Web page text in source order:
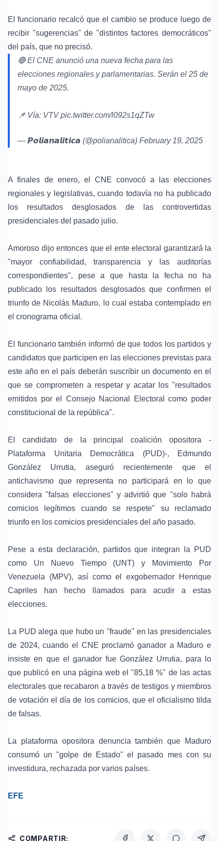
El funcionario recalcó que el cambio se produce luego de
recibir "sugerencias" de "distintos factores democráticos"
del país, que no precisó.
🔴 El CNE anunció una nueva fecha para las
elecciones regionales y parlamentarias. Serán el 25 de
mayo de 2025.
📌 Vía: VTVpic.twitter.com/l092s1qZTw
— 𝙋𝙤𝙡𝙞𝙖𝙣𝙖𝙡𝙞𝙩𝙞𝙘𝙖 (@polianalitica) February 19, 2025
A finales de enero, el CNE convocó a las elecciones
regionales y legislativas, cuando todavía no ha publicado
los resultados desglosados de las controvertidas
presidenciales del pasado julio.
Amoroso dijo entonces que el ente electoral garantizará la
"mayor confiabilidad, transparencia y las auditorías
correspondientes", pese a que hasta la fecha no ha
publicado los resultados desglosados que confirmen el
triunfo de Nicolás Maduro, lo cual estaba contemplado en
el cronograma oficial.
El funcionario también informó de que todos los partidos y
candidatos que participen en las elecciones previstas para
este año en el país deberán suscribir un documento en el
que se comprometen a respetar y acatar los "resultados
emitidos por el Consejo Nacional Electoral como poder
constitucional de la república".
El candidato de la principal coalición opositora -
Plataforma Unitaria Democrática (PUD)-, Edmundo
González Urrutia, aseguró recientemente que el
antichavismo que representa no participará en lo que
considera "falsas elecciones" y advirtió que "solo habrá
comicios legítimos cuando se respete" su reclamado
triunfo en los comicios presidenciales del año pasado.
Pese a esta declaración, partidos que integran la PUD
como Un Nuevo Tiempo (UNT) y Movimiento Por
Venezuela (MPV), así como el exgobernador Henrique
Capriles han hecho llamados para acudir a estas
elecciones.
La PUD alega que hubo un "fraude" en las presidenciales
de 2024, cuando el CNE proclamó ganador a Maduro e
insiste en que el ganador fue González Urrutia, para lo
que publicó en una página web el "85,18 %" de las actas
electorales que recabaron a través de testigos y miembros
de votación el día de los comicios, que el oficialismo tilda
de falsas.
La plataforma opositora denuncia también que Maduro
consumó un "golpe de Estado" el pasado mes con su
investidura, rechazada por varios países.
EFE
COMPARTIR: